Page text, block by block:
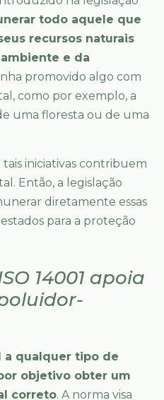
todo aquele que
recursos naturais
e da
promovido algo com
como por exemplo, a
uma floresta ou de uma
iniciativas contribuem
Então, a legislação
diretamente essas
para a proteção
14001 apoia
a qualquer tipo de
objetivo obter um
correto. A norma visa